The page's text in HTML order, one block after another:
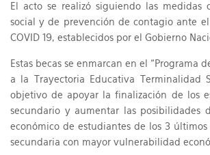
El acto se realizó siguiendo las medidas
social y de prevención de contagio ante
COVID 19, establecidos por el Gobierno
Estas becas se enmarcan en el “Programa
a la Trayectoria Educativa Terminalidad
objetivo de apoyar la finalización de los
secundario y aumentar las posibilidades
económico de estudiantes de los 3 últimos
secundaria con mayor vulnerabilidad